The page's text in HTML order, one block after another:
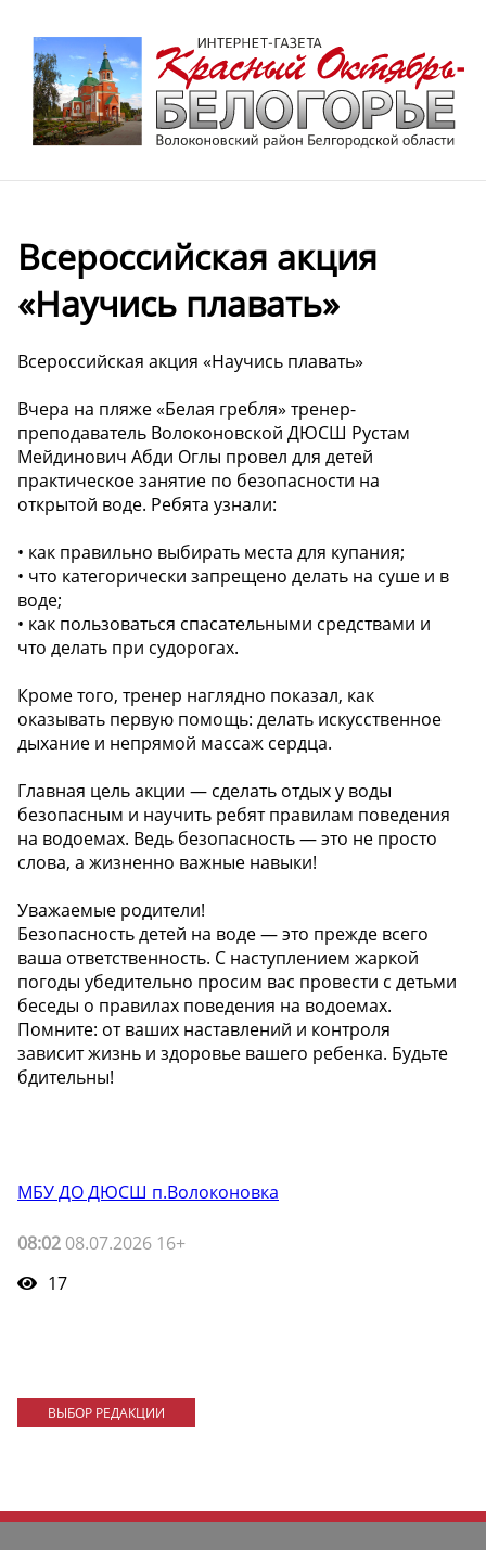
Всероссийская акция
«Научись плавать»
Всероссийская акция «Научись плавать»
Вчера на пляже «Белая гребля» тренер-
преподаватель Волоконовской ДЮСШ Рустам
Мейдинович Абди Оглы провел для детей
практическое занятие по безопасности на
открытой воде. Ребята узнали:
• как правильно выбирать места для купания;
• что категорически запрещено делать на суше и в
воде;
• как пользоваться спасательными средствами и
что делать при судорогах.
Кроме того, тренер наглядно показал, как
оказывать первую помощь: делать искусственное
дыхание и непрямой массаж сердца.
Главная цель акции — сделать отдых у воды
безопасным и научить ребят правилам поведения
на водоемах. Ведь безопасность — это не просто
слова, а жизненно важные навыки!
Уважаемые родители!
Безопасность детей на воде — это прежде всего
ваша ответственность. С наступлением жаркой
погоды убедительно просим вас провести с детьми
беседы о правилах поведения на водоемах.
Помните: от ваших наставлений и контроля
зависит жизнь и здоровье вашего ребенка. Будьте
бдительны!
МБУ ДО ДЮСШ п.Волоконовка
08:02 08.07.2026 16+
17
ВЫБОР РЕДАКЦИИ